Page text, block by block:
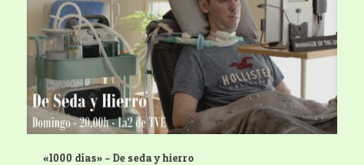
«1000 días» – De seda y hierro